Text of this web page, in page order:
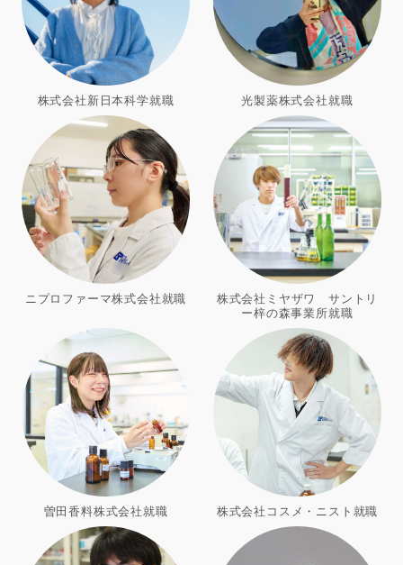
株式会社新日本科学就職 光製薬株式会社就職
ニプロファーマ株式会社就職
株式会社ミヤザワ サントリ
ー梓の森事業所就職
曽田香料株式会社就職 株式会社コスメ・ニスト就職